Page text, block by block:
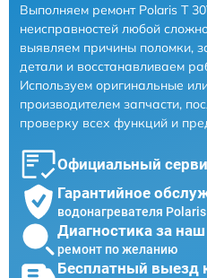
Выполняем ремонт Polaris T
неисправностей любой
выявляем причины поломки,
детали и восстанавливаем
Используем оригинальные
производителем запчасти,
проверку всех функций и
Официальный
Гарантийное
водонагревателя
Диагностика за наш
ремонт по желанию
Бесплатный выезд